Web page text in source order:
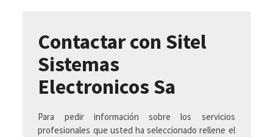
Contactar con Sitel
Sistemas
Electronicos Sa
Para pedir información sobre los servicios
profesionales que usted ha seleccionado rellene el